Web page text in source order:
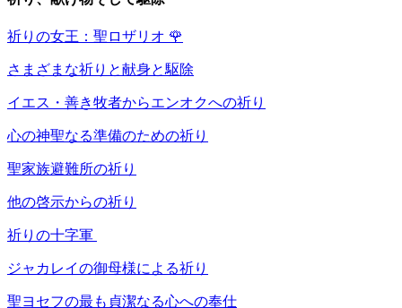
祈りの女王：聖ロザリオ 🌹
さまざまな祈りと献身と駆除
イエス・善き牧者からエンオクへの祈り
心の神聖なる準備のための祈り
聖家族避難所の祈り
他の啓示からの祈り
祈りの十字軍
ジャカレイの御母様による祈り
聖ヨセフの最も貞潔なる心への奉仕